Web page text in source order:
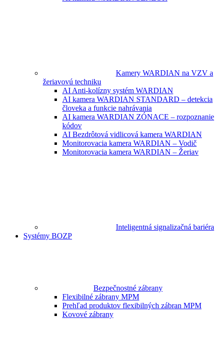
Kamery WARDIAN na VZV a
žeriavovú techniku
AI Anti-kolízny systém WARDIAN
AI kamera WARDIAN STANDARD – detekcia
človeka a funkcie nahrávania
AI kamera WARDIAN ZÓNACE – rozpoznanie
kódov
AI Bezdrôtová vidlicová kamera WARDIAN
Monitorovacia kamera WARDIAN – Vodič
Monitorovacia kamera WARDIAN – Žeriav
Inteligentná signalizačná bariéra
Systémy BOZP
Bezpečnostné zábrany
Flexibilné zábrany MPM
Prehľad produktov flexibilných zábran MPM
Kovové zábrany